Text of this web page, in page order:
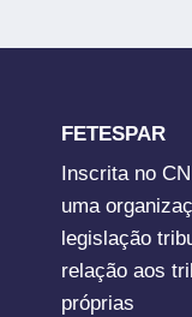
FETESPAR
Inscrita no
uma
legislação
relação aos
próprias